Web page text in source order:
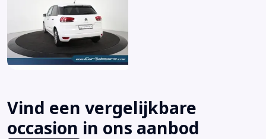
Vind een vergelijkbare
occasion in ons aanbod